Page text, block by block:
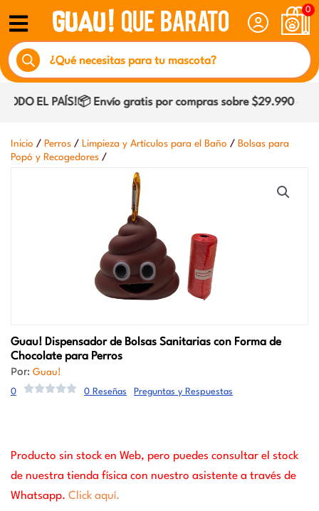
contenido
0
Búsqueda
de
productos
EL PAÍS!📦 Envío gratis por compras sobre $29.990
Inicio / Perros / Limpieza y Artículos para el Baño / Bolsas para
Popó y Recogedores /
Guau! Dispensador de Bolsas Sanitarias con Forma de
Chocolate para Perros
Por: Guau!
0 0 Reseñas Preguntas y Respuestas
Producto sin stock en Web, pero puedes consultar el stock
de nuestra tienda física con nuestro asistente a través de
Whatsapp. Click aquí.